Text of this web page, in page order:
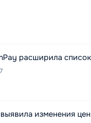
расширила
изменения